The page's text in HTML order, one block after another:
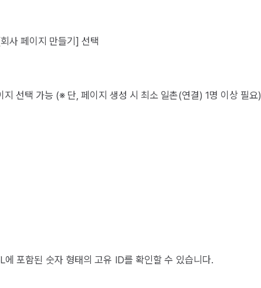
사 페이지 만들기] 선택
선택 가능 (※ 단, 페이지 생성 시 최소 일촌(연결) 1명 이상 필요)
포함된 숫자 형태의 고유 ID를 확인할 수 있습니다.